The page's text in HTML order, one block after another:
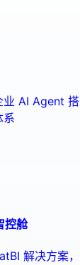
AI Agent 搭
系
控舱
解决方案